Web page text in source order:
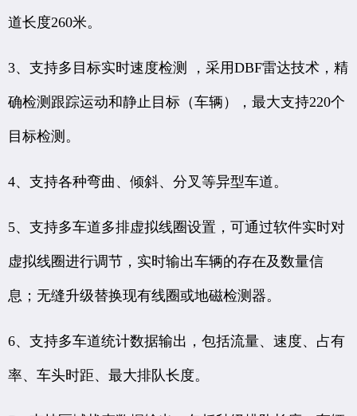
道长度260米。
3、支持多目标实时速度检测 ，采用DBF雷达技术，精
确检测跟踪运动和静止目标（车辆），最大支持220个
目标检测。
4、支持各种弯曲、倾斜、分叉等异型车道。
5、支持多车道多排虚拟线圈设置，可通过软件实时对
虚拟线圈进行调节，实时输出车辆的存在及数量信
息；无缝升级替换现有线圈或地磁检测器。
6、支持多车道统计数据输出，包括流量、速度、占有
率、车头时距、最大排队长度。